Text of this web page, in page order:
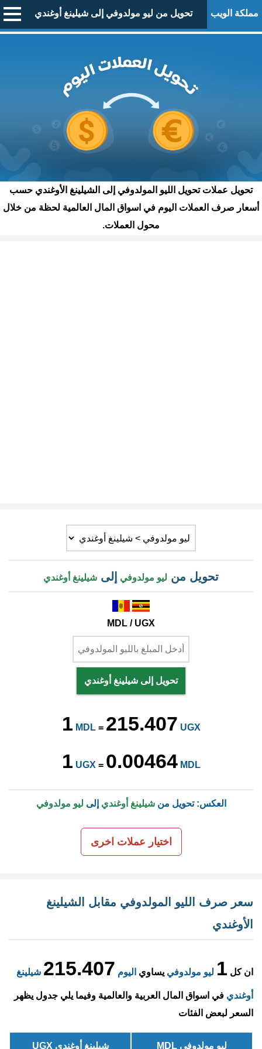
مملكة الويب تحويل من ليو مولدوفي إلى شيلينغ أوغندي
تحويل عملات تحويل الليو المولدوفي إلى الشيلينغ الأوغندي حسب
أسعار صرف العملات اليوم في اسواق المال العالمية لحظة من خلال
محول العملات.
تحويل من ليو مولدوفي إلى شيلينغ أوغندي
MDL / UGX
تحويل إلى شيلينغ أوغندي
1 MDL= 215.407 UGX
1 UGX = 0.00464 MDL
العكس: تحويل منشيلينغ أوغندي إلى ليو مولدوفي
اختيار عملات اخرى
سعر صرف الليو المولدوفي مقابل الشيلينغ
الأوغندي
ان كل 1 ليو مولدوفي يساوي اليوم 215.407 شيلينغ
أوغندي في اسواق المال العربية والعالمية وفيما يلي جدول يظهر
السعر لبعض الفئات
ليو مولدوفي MDL شيلينغ أوغندي UGX